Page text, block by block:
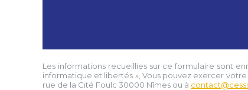
Les informations recueillies sur ce formulaire sont
informatique et libertés », Vous pouvez exercer
rue de la Cité Foulc 30000 Nîmes ou à